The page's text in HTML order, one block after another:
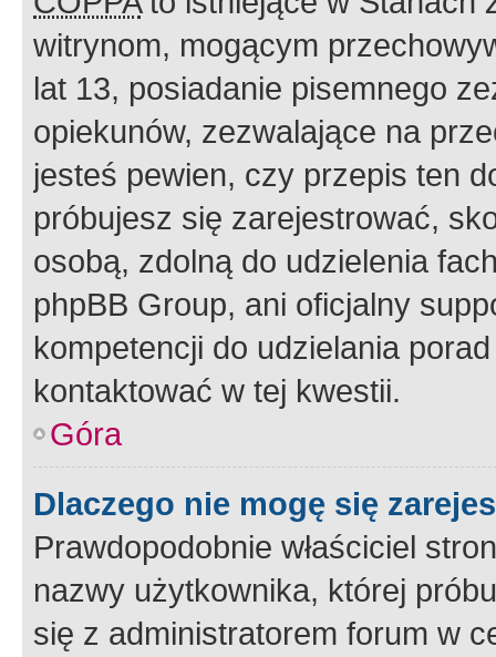
witrynom, mogącym
lat 13, posiadanie pisemnego
opiekunów, zezwalające na
jesteś pewien, czy przepis ten
próbujesz się zarejestrować,
osobą, zdolną do udzielenia
phpBB Group, ani oficjalny
kompetencji do udzielania
kontaktować w tej kwestii.
Góra
Dlaczego nie mogę się
Prawdopodobnie właściciel
nazwy użytkownika, której
się z administratorem forum w